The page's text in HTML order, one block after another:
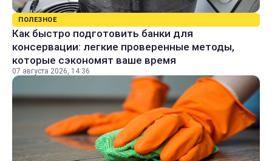
ПОЛЕЗНОЕ
Как быстро подготовить банки для
консервации: легкие проверенные методы,
которые сэкономят ваше время
07 августа 2026, 14:36